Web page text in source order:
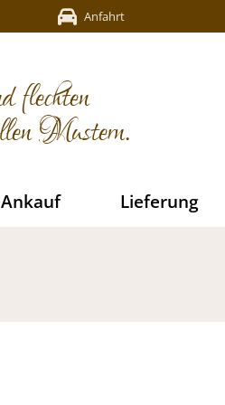
Anfahrt
flechten
Mustern.
Ankauf Lieferung